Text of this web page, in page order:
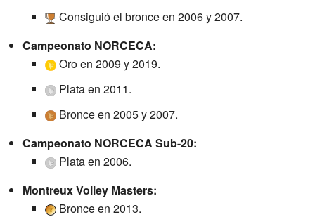
Consiguió el bronce en 2006 y 2007.
Campeonato NORCECA:
Oro en 2009 y 2019.
Plata en 2011.
Bronce en 2005 y 2007.
Campeonato NORCECA Sub-20:
Plata en 2006.
Montreux Volley Masters:
Bronce en 2013.